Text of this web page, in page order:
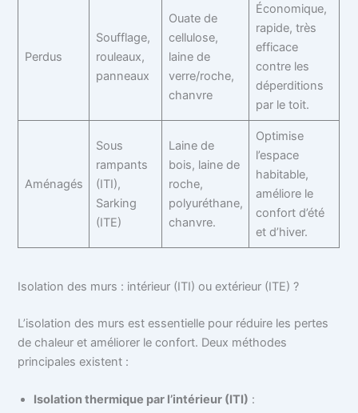
Perdus
Soufflage,
rouleaux,
panneaux
Ouate de
cellulose,
laine de
verre/roche,
chanvre
Économique,
rapide, très
efficace
contre les
déperditions
par le toit.
Aménagés
Sous
rampants
(ITI),
Sarking
(ITE)
Laine de
bois, laine de
roche,
polyuréthane,
chanvre.
Optimise
l’espace
habitable,
améliore le
confort d’été
et d’hiver.
Isolation des murs : intérieur (ITI) ou extérieur (ITE) ?
L’isolation des murs est essentielle pour réduire les pertes
de chaleur et améliorer le confort. Deux méthodes
principales existent :
Isolation thermique par l’intérieur (ITI) :